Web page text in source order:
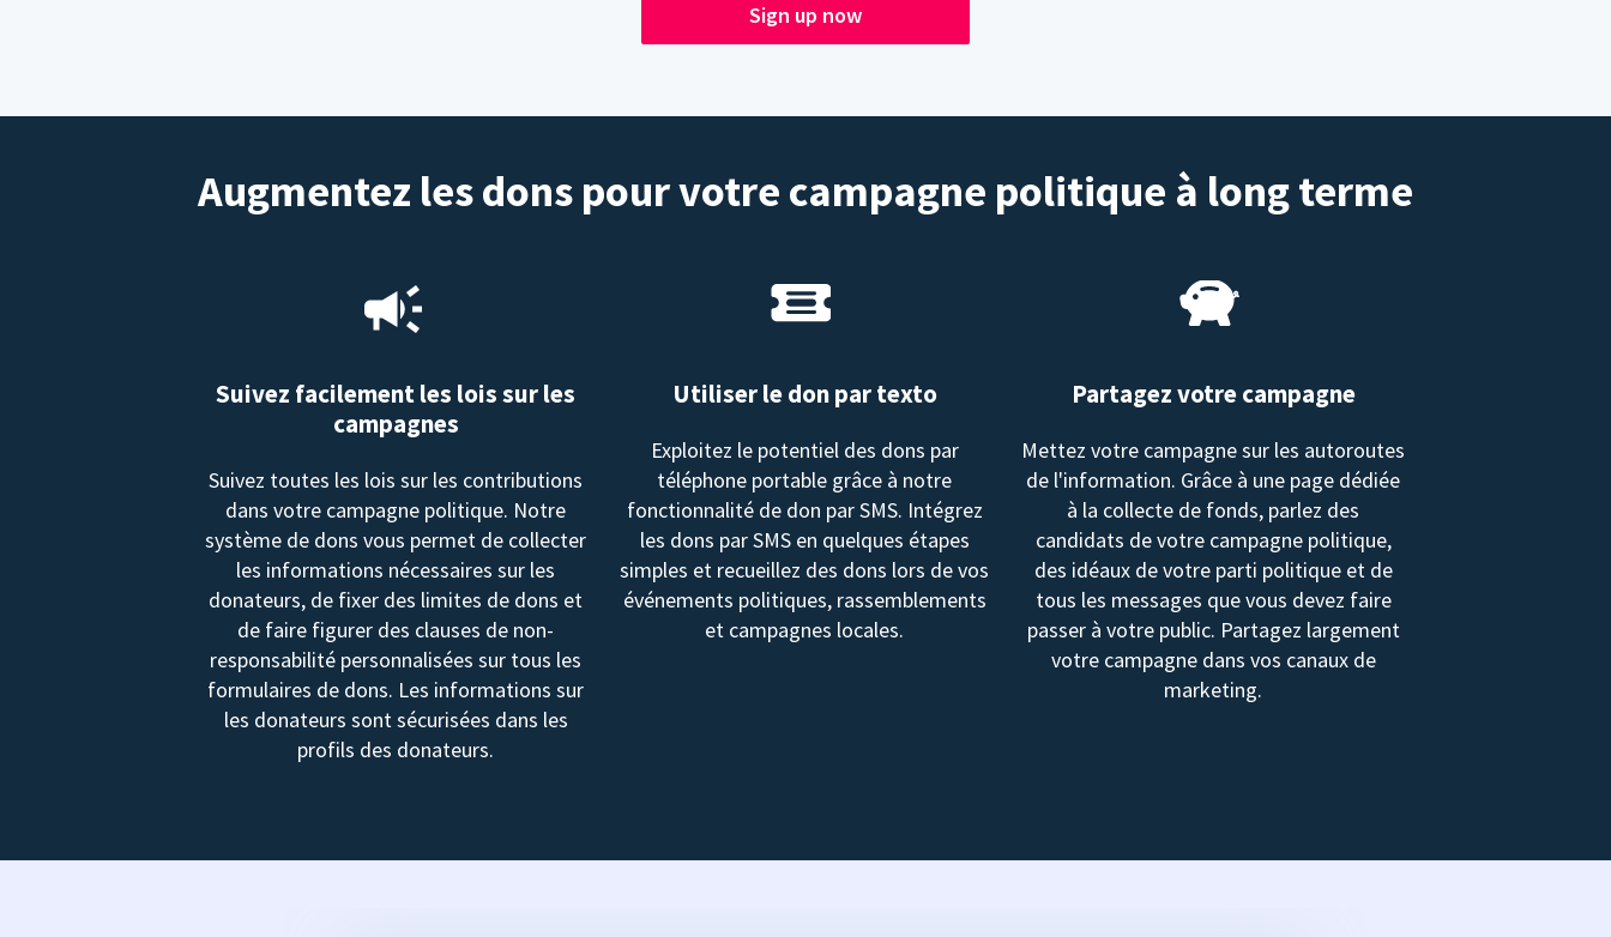
Sign up now
Augmentez les dons pour votre campagne politique à long terme
Suivez facilement les lois sur les
campagnes
Suivez toutes les lois sur les contributions
dans votre campagne politique. Notre
système de dons vous permet de collecter
les informations nécessaires sur les
donateurs, de fixer des limites de dons et
de faire figurer des clauses de non-
responsabilité personnalisées sur tous les
formulaires de dons. Les informations sur
les donateurs sont sécurisées dans les
profils des donateurs.
Utiliser le don par texto
Exploitez le potentiel des dons par
téléphone portable grâce à notre
fonctionnalité de don par SMS. Intégrez
les dons par SMS en quelques étapes
simples et recueillez des dons lors de vos
événements politiques, rassemblements
et campagnes locales.
Partagez votre campagne
Mettez votre campagne sur les autoroutes
de l'information. Grâce à une page dédiée
à la collecte de fonds, parlez des
candidats de votre campagne politique,
des idéaux de votre parti politique et de
tous les messages que vous devez faire
passer à votre public. Partagez largement
votre campagne dans vos canaux de
marketing.